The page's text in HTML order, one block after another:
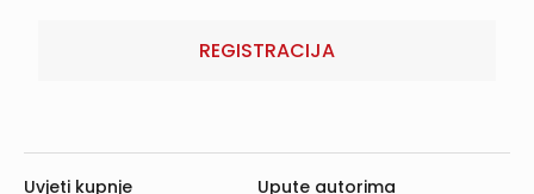
REGISTRACIJA
Uvjeti kupnje Upute autorima